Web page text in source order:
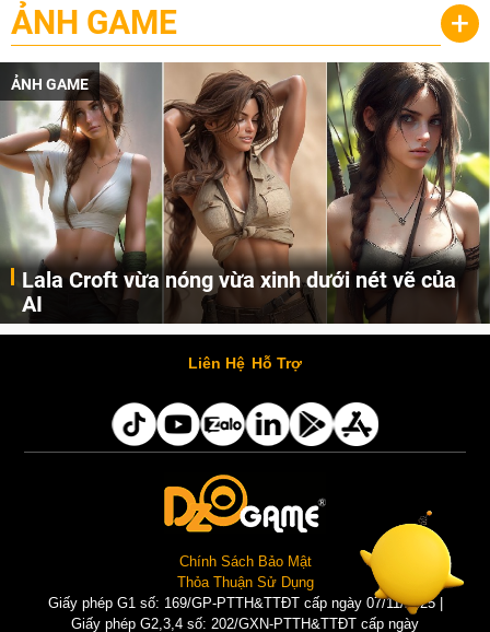
ẢNH GAME +
ẢNH GAME
Khi AI Cosplay gái đẹp One Piece
Những cô nàng nóng bỏng Boa Hancock, Nico Robin, Nami, Yamato hay Perona được AI vẽ lại dưới hình thức Cosplay cực kỳ chuẩn chỉnh.
Liên Hệ Hỗ Trợ
Chính Sách Bảo Mật
Thỏa Thuận Sử Dụng
Giấy phép G1 số: 169/GP-PTTH&TTĐT cấp ngày 07/11/2025 |
Giấy phép G2,3,4 số: 202/GXN-PTTH&TTĐT cấp ngày